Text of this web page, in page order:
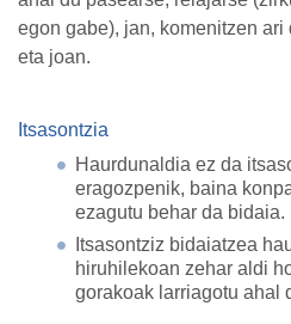
egon gabe), jan, komenitzen
eta joan.
Itsasontzia
Haurdunaldia ez da
eragozpenik, baina
ezagutu behar da bidaia.
Itsasontziz bidaiatzea
hiruhilekoan zehar aldi
gorakoak larriagotu ahal